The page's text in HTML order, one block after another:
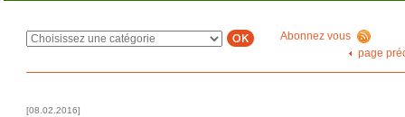
Abonnez vous
page
[08.02.2016]